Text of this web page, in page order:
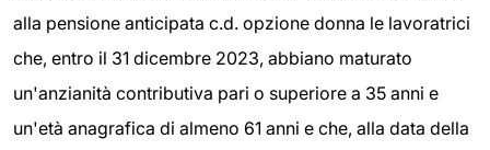
alla pensione anticipata c.d. opzione donna le lavoratrici
che, entro il 31 dicembre 2023, abbiano maturato
un'anzianità contributiva pari o superiore a 35 anni e
un'età anagrafica di almeno 61 anni e che, alla data della